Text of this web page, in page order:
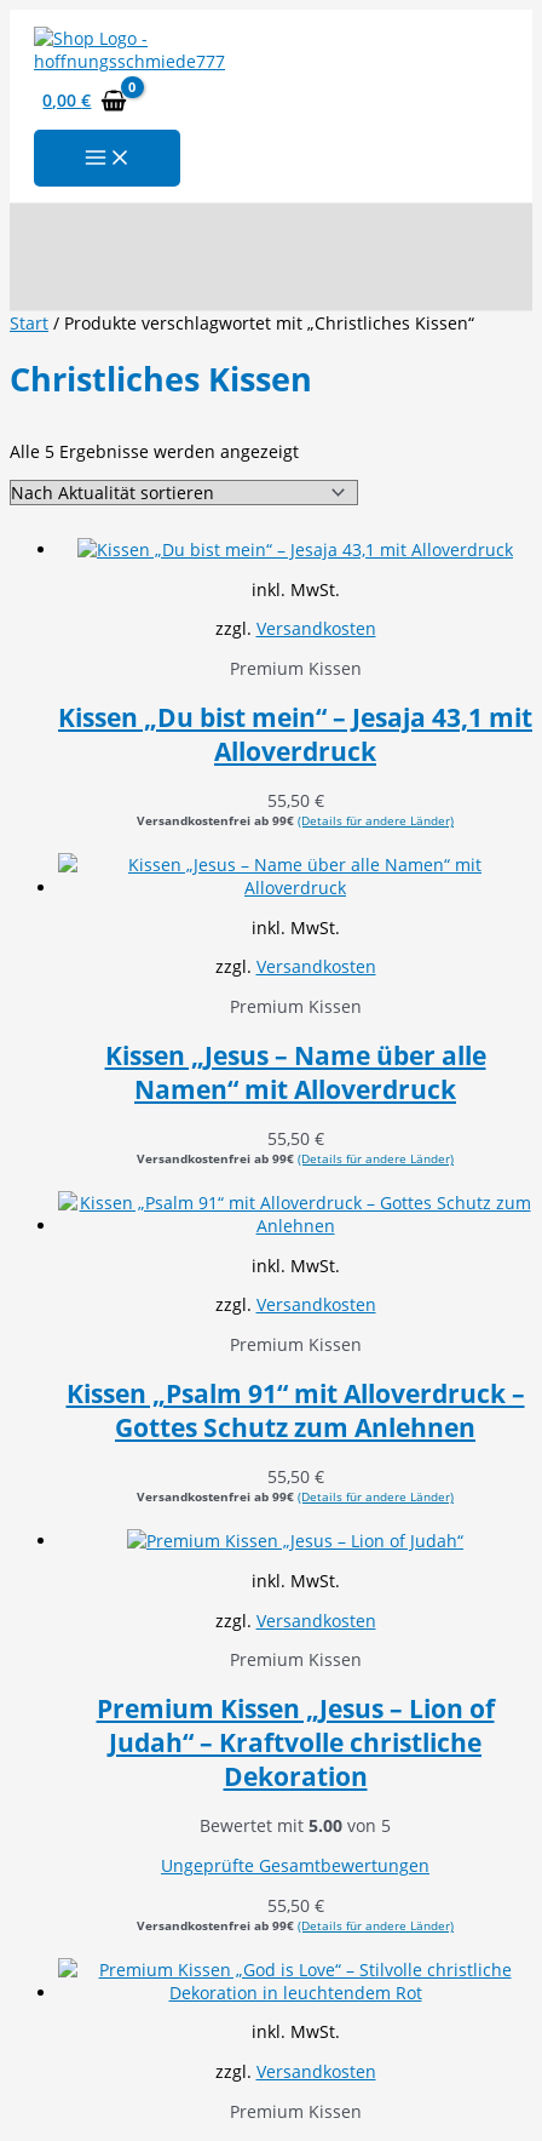
Inhalt
springen
0,00€
Start / Produkte verschlagwortet mit „Christliches Kissen“
Christliches Kissen
Alle 5 Ergebnisse werden angezeigtNach
sortiert
inkl. MwSt.
zzgl. Versandkosten
Premium Kissen
Kissen „Du bist mein“ – Jesaja 43,1 mit
Alloverdruck
55,50 €
Versandkostenfrei ab 99€ (Details für andere Länder)
inkl. MwSt.
zzgl. Versandkosten
Premium Kissen
Kissen „Jesus – Name über alle
Namen“ mit Alloverdruck
55,50 €
Versandkostenfrei ab 99€ (Details für andere Länder)
inkl. MwSt.
zzgl. Versandkosten
Premium Kissen
Kissen „Psalm 91“ mit Alloverdruck –
Gottes Schutz zum Anlehnen
55,50 €
Versandkostenfrei ab 99€ (Details für andere Länder)
inkl. MwSt.
zzgl. Versandkosten
Premium Kissen
Premium Kissen „Jesus – Lion of
Judah“ – Kraftvolle christliche
Dekoration
Bewertet mit 5.00 von 5
Ungeprüfte Gesamtbewertungen
55,50 €
Versandkostenfrei ab 99€ (Details für andere Länder)
inkl. MwSt.
zzgl. Versandkosten
Premium Kissen